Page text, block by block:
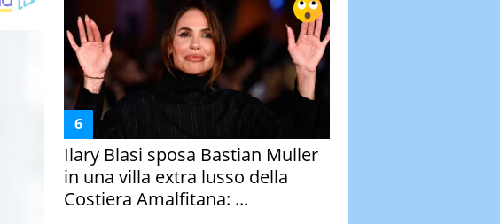
Ilary Blasi sposa Bastian Muller
in una villa extra lusso della
Costiera Amalfitana: ...